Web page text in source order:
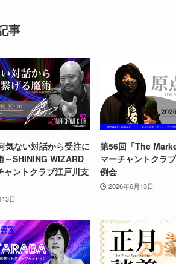
事
気ない対話から受注に
～SHINING WIZARD
ャントクラブ江戸川支
日
第56回「The
マーチャントクラ
例会
2026年6月13日